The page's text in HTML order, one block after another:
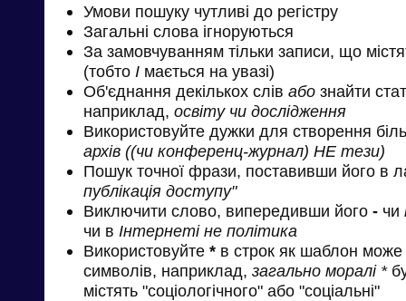
Умови пошуку чутливі до регістру
Загальні слова ігноруються
За замовчуванням тільки записи, що
(тобто І мається на увазі)
Об'єднання декількох слів або знайти
наприклад, освіту чи дослідження
Використовуйте дужки для створення
архів ((чи конференц-журнал) НЕ тези)
Пошук точної фрази, поставивши його в
публікація доступу"
Виключити слово, випередивши його - чи
чи в Інтернеті не політика
Використовуйте * в строк як шаблон може
символів, наприклад, загально моралі *
містять "соціологічного" або "соціальні"